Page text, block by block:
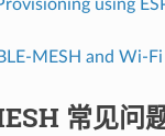
using
MESH and Wi-
常见问